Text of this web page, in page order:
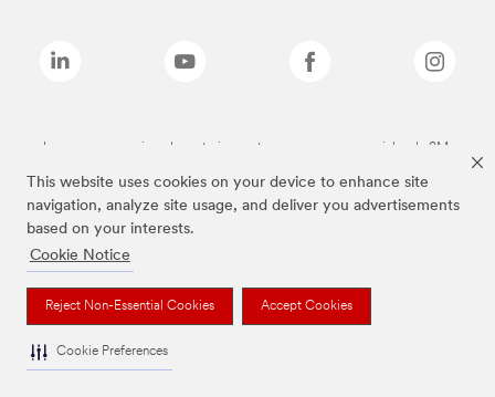
This website uses cookies on your device to enhance site
navigation, analyze site usage, and deliver you advertisements
based on your interests.
Cookie Notice
Reject Non-Essential Cookies Accept Cookies
Cookie Preferences
Las marcas mencionadas anteriormente son marcas comerciales de 3M.